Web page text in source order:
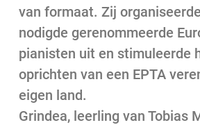
van formaat. Zij
nodigde gerenommeerde
pianisten uit en stimuleerde
oprichten van een EPTA
eigen land.
Grindea, leerling van Tobias